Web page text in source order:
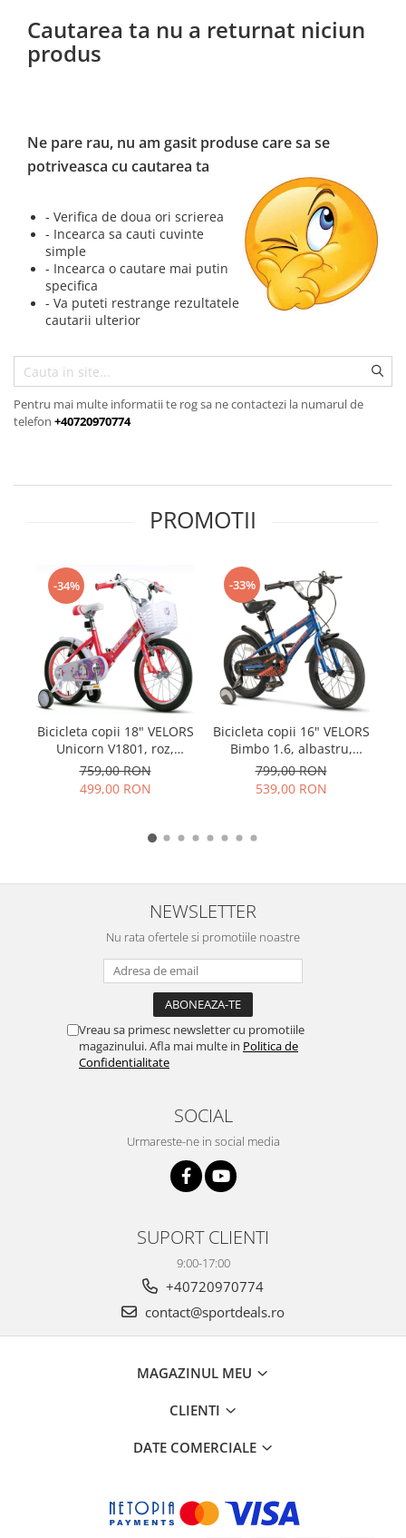
Cautarea ta nu a returnat niciun
produs
Ne pare rau, nu am gasit produse care sa se
potriveasca cu cautarea ta
- Verifica de doua ori scrierea
- Incearca sa cauti cuvinte
simple
- Incearca o cautare mai putin
specifica
- Va puteti restrange rezultatele
cautarii ulterior
Pentru mai multe informatii te rog sa ne contactezi la numarul de
telefon +40720970774
PROMOTII
-34%
Bicicleta copii 18" VELORS
Unicorn V1801, roz,
varsta 5-7 ani
759,00 RON
499,00 RON
-33%
Bicicleta copii 16" VELORS
Bimbo 1.6, albastru,
varsta 4-6 ani
799,00 RON
539,00 RON
NEWSLETTER
Nu rata ofertele si promotiile noastre
Vreau sa primesc newsletter cu promotiile
magazinului. Afla mai multe in Politica de
Confidentialitate
SOCIAL
Urmareste-ne in social media
SUPORT CLIENTI
9:00-17:00
+40720970774
contact@sportdeals.ro
MAGAZINUL MEU
CLIENTI
DATE COMERCIALE